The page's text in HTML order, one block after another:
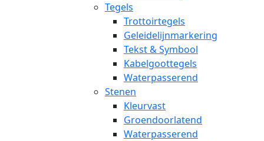
Tegels
Trottoirtegels
Geleidelijnmarkering
Tekst & Symbool
Kabelgoottegels
Waterpasserend
Stenen
Kleurvast
Groendoorlatend
Waterpasserend